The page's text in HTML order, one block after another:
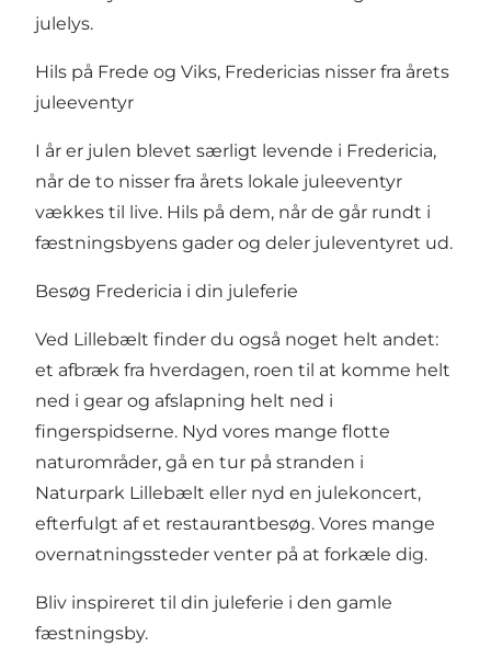
julelys.
Hils på Frede og Viks, Fredericias nisser fra årets
juleeventyr
I år er julen blevet særligt levende i Fredericia,
når de to nisser fra årets lokale juleeventyr
vækkes til live. Hils på dem, når de går rundt i
fæstningsbyens gader og deler juleventyret ud.
Besøg Fredericia i din juleferie
Ved Lillebælt finder du også noget helt andet:
et afbræk fra hverdagen, roen til at komme helt
ned i gear og afslapning helt ned i
fingerspidserne. Nyd vores mange flotte
naturområder, gå en tur på stranden i
Naturpark Lillebælt eller nyd en julekoncert,
efterfulgt af et restaurantbesøg. Vores mange
overnatningssteder venter på at forkæle dig.
Bliv inspireret til din juleferie i den gamle
fæstningsby.